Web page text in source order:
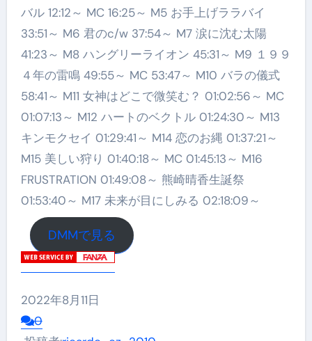
バル 12:12～ MC 16:25～ M5 お手上げララバイ
33:51～ M6 君のc/w 37:54～ M7 涙に沈む太陽
41:23～ M8 ハングリーライオン 45:31～ M9 １９９
４年の雷鳴 49:55～ MC 53:47～ M10 バラの儀式
58:41～ M11 女神はどこで微笑む？ 01:02:56～ MC
01:07:13～ M12 ハートのベクトル 01:24:30～ M13
キンモクセイ 01:29:41～ M14 恋のお縄 01:37:21～
M15 美しい狩り 01:40:18～ MC 01:45:13～ M16
FRUSTRATION 01:49:08～ 熊崎晴香生誕祭
01:53:40～ M17 未来が目にしみる 02:18:09～
DMMで見る
2022年8月11日
0